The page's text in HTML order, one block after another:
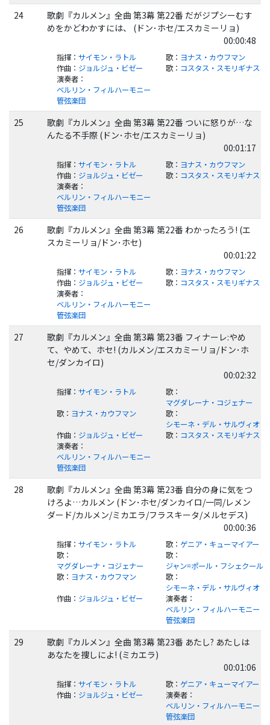
24
歌劇『カルメン』全曲 第3幕 第22番 だがジプシーむす
めをかどわかすには、 (ドン･ホセ/エスカミーリョ)
00:00:48
指揮： サイモン・ラトル 歌： ヨナス・カウフマン
作曲： ジョルジュ・ビゼー 歌： コスタス・スモリギナス
演奏者：
ベルリン・フィルハーモニー
管弦楽団
25
歌劇『カルメン』全曲 第3幕 第22番 ついに怒りが…な
んたる不手際 (ドン･ホセ/エスカミーリョ)
00:01:17
指揮： サイモン・ラトル 歌： ヨナス・カウフマン
作曲： ジョルジュ・ビゼー 歌： コスタス・スモリギナス
演奏者：
ベルリン・フィルハーモニー
管弦楽団
26
歌劇『カルメン』全曲 第3幕 第22番 わかったろう! (エ
スカミーリョ/ドン･ホセ)
00:01:22
指揮： サイモン・ラトル 歌： ヨナス・カウフマン
作曲： ジョルジュ・ビゼー 歌： コスタス・スモリギナス
演奏者：
ベルリン・フィルハーモニー
管弦楽団
27
歌劇『カルメン』全曲 第3幕 第23番 フィナーレ:やめ
て、やめて、ホセ! (カルメン/エスカミーリョ/ドン･ホ
セ/ダンカイロ)
00:02:32
指揮： サイモン・ラトル 歌：
マグダレーナ・コジェナー
歌： ヨナス・カウフマン 歌：
シモーネ・デル・サルヴィオ
作曲： ジョルジュ・ビゼー 歌： コスタス・スモリギナス
演奏者：
ベルリン・フィルハーモニー
管弦楽団
28
歌劇『カルメン』全曲 第3幕 第23番 自分の身に気をつ
けろよ…カルメン (ドン･ホセ/ダンカイロ/一同/レメン
ダード/カルメン/ミカエラ/フラスキータ/メルセデス)
00:00:36
指揮： サイモン・ラトル 歌： ゲニア・キューマイアー
歌：
マグダレーナ・コジェナー
歌：
ジャン=ポール・フシェクール
歌： ヨナス・カウフマン 歌：
シモーネ・デル・サルヴィオ
作曲： ジョルジュ・ビゼー 演奏者：
ベルリン・フィルハーモニー
管弦楽団
29
歌劇『カルメン』全曲 第3幕 第23番 あたし? あたしは
あなたを捜しによ! (ミカエラ)
00:01:06
指揮： サイモン・ラトル 歌： ゲニア・キューマイアー
作曲： ジョルジュ・ビゼー 演奏者：
ベルリン・フィルハーモニー
管弦楽団